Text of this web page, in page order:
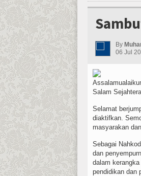
By
06 Jul
Salam
Selamat
diaktifkan.
masyarakan
Sebagai
dan
dalam
pendidikan dan